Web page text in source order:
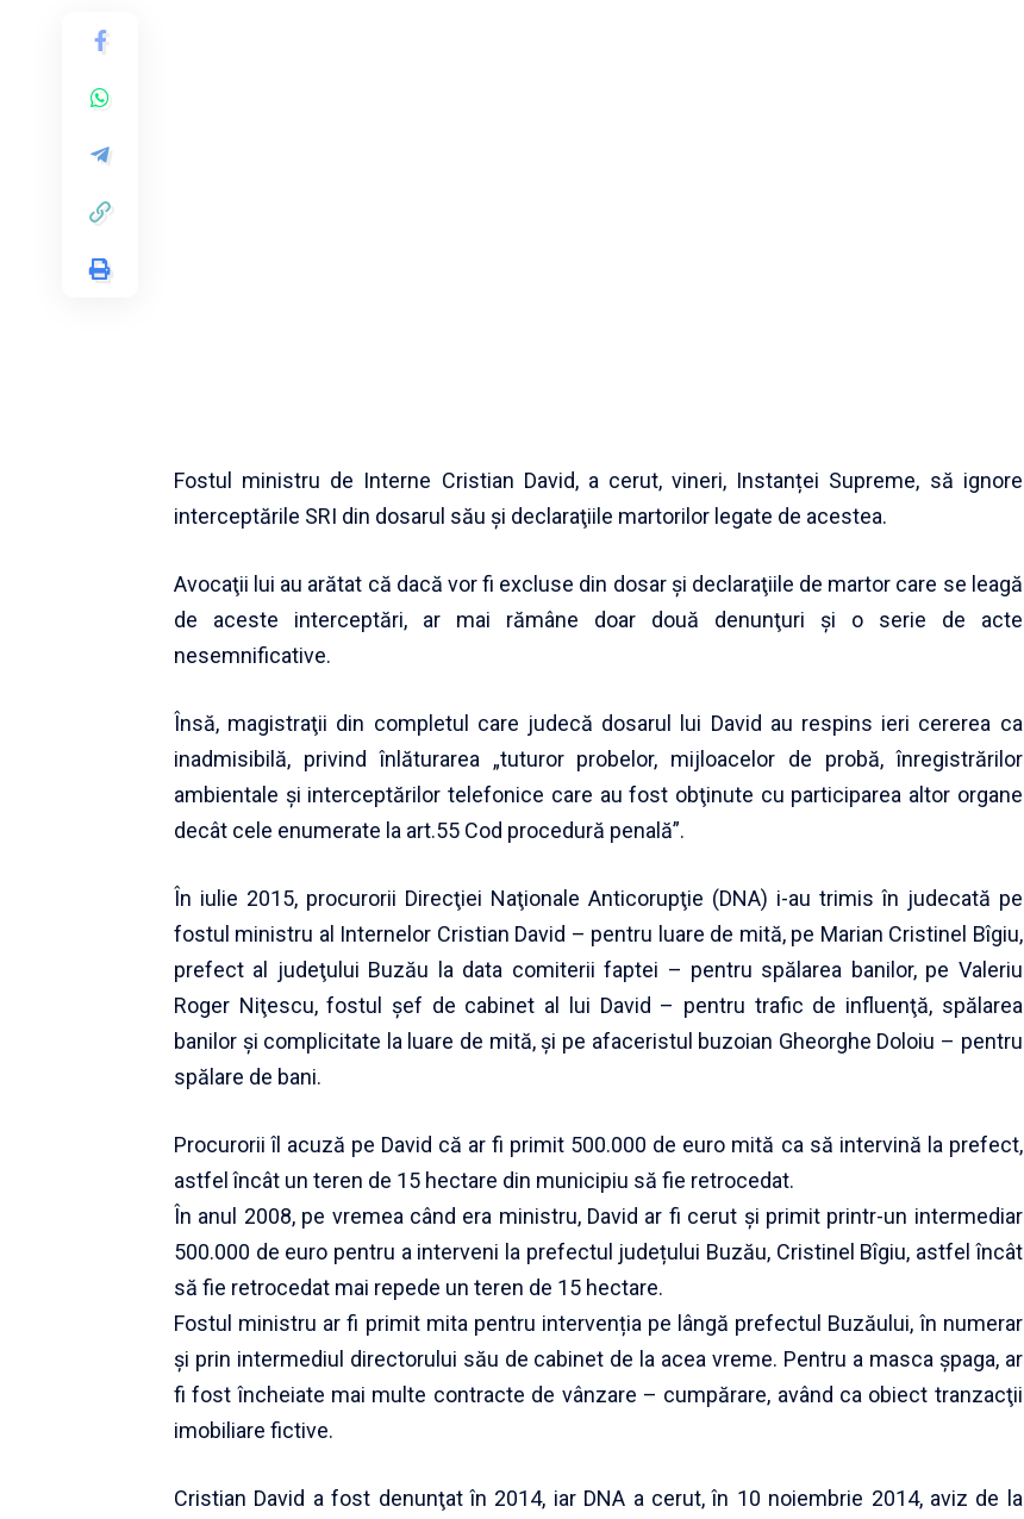
Fostul ministru de Interne Cristian David, a cerut, vineri, Instanței Supreme, să ignore
interceptările SRI din dosarul său şi declaraţiile martorilor legate de acestea.
Avocaţii lui au arătat că dacă vor fi excluse din dosar şi declaraţiile de martor care se leagă
de aceste interceptări, ar mai rămâne doar două denunţuri şi o serie de acte
nesemnificative.
Însă, magistraţii din completul care judecă dosarul lui David au respins ieri cererea ca
inadmisibilă, privind înlăturarea „tuturor probelor, mijloacelor de probă, înregistrărilor
ambientale şi interceptărilor telefonice care au fost obţinute cu participarea altor organe
decât cele enumerate la art.55 Cod procedură penală”.
În iulie 2015, procurorii Direcţiei Naţionale Anticorupţie (DNA) i-au trimis în judecată pe
fostul ministru al Internelor Cristian David – pentru luare de mită, pe Marian Cristinel Bîgiu,
prefect al judeţului Buzău la data comiterii faptei – pentru spălarea banilor, pe Valeriu
Roger Niţescu, fostul şef de cabinet al lui David – pentru trafic de influenţă, spălarea
banilor şi complicitate la luare de mită, şi pe afaceristul buzoian Gheorghe Doloiu – pentru
spălare de bani.
Procurorii îl acuză pe David că ar fi primit 500.000 de euro mită ca să intervină la prefect,
astfel încât un teren de 15 hectare din municipiu să fie retrocedat.
În anul 2008, pe vremea când era ministru, David ar fi cerut şi primit printr-un intermediar
500.000 de euro pentru a interveni la prefectul județului Buzău, Cristinel Bîgiu, astfel încât
să fie retrocedat mai repede un teren de 15 hectare.
Fostul ministru ar fi primit mita pentru intervenția pe lângă prefectul Buzăului, în numerar
și prin intermediul directorului său de cabinet de la acea vreme. Pentru a masca şpaga, ar
fi fost încheiate mai multe contracte de vânzare – cumpărare, având ca obiect tranzacţii
imobiliare fictive.
Cristian David a fost denunţat în 2014, iar DNA a cerut, în 10 noiembrie 2014, aviz de la